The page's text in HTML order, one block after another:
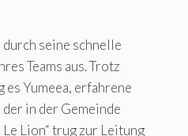
seine schnelle
Teams aus. Trotz
es Yumeea, erfahrene
in der Gemeinde
Lion“ trug zur Leitung